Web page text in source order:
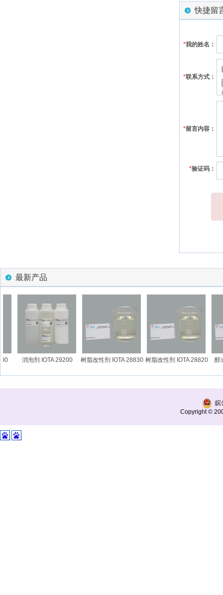
快捷留
*我的姓名：
*联系方式：
*留言内容：
*验证码：
最新产品
消泡剂 IOTA 29200 树脂改性剂 IOTA 28830 树脂改性剂 IOTA 28820
醇
皖
Copyright ©